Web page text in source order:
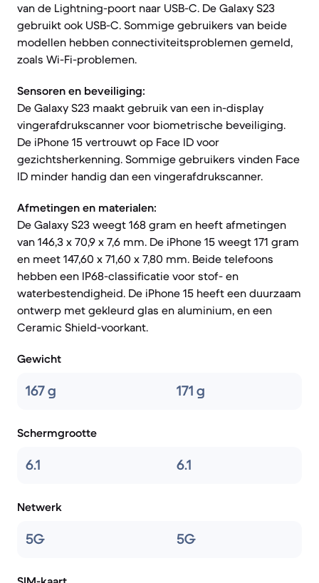
van de Lightning-poort naar USB-C. De Galaxy S23
gebruikt ook USB-C. Sommige gebruikers van beide
modellen hebben connectiviteitsproblemen gemeld,
zoals Wi-Fi-problemen.
Sensoren en beveiliging:
De Galaxy S23 maakt gebruik van een in-display
vingerafdrukscanner voor biometrische beveiliging.
De iPhone 15 vertrouwt op Face ID voor
gezichtsherkenning. Sommige gebruikers vinden Face
ID minder handig dan een vingerafdrukscanner.
Afmetingen en materialen:
De Galaxy S23 weegt 168 gram en heeft afmetingen
van 146,3 x 70,9 x 7,6 mm. De iPhone 15 weegt 171 gram
en meet 147,60 x 71,60 x 7,80 mm. Beide telefoons
hebben een IP68-classificatie voor stof- en
waterbestendigheid. De iPhone 15 heeft een duurzaam
ontwerp met gekleurd glas en aluminium, en een
Ceramic Shield-voorkant.
Gewicht
167 g 171 g
Schermgrootte
6.1 6.1
Netwerk
5G 5G